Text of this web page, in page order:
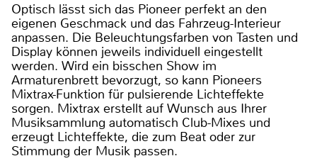
Optisch lässt sich das Pioneer perfekt an den
eigenen Geschmack und das Fahrzeug-Interieur
anpassen. Die Beleuchtungsfarben von Tasten und
Display können jeweils individuell eingestellt
werden. Wird ein bisschen Show im
Armaturenbrett bevorzugt, so kann Pioneers
Mixtrax-Funktion für pulsierende Lichteffekte
sorgen. Mixtrax erstellt auf Wunsch aus Ihrer
Musiksammlung automatisch Club-Mixes und
erzeugt Lichteffekte, die zum Beat oder zur
Stimmung der Musik passen.